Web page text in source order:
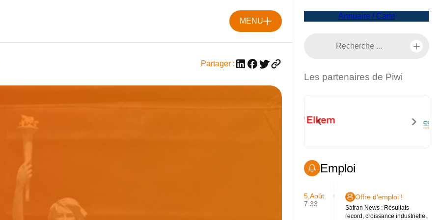
MENU
Partager :
Annuaire / Carte
Les partenaires de Piwi
Emploi
5,Août
7:33
Offre d'emploi !
Safran News : Résultats
record, croissance industrielle,